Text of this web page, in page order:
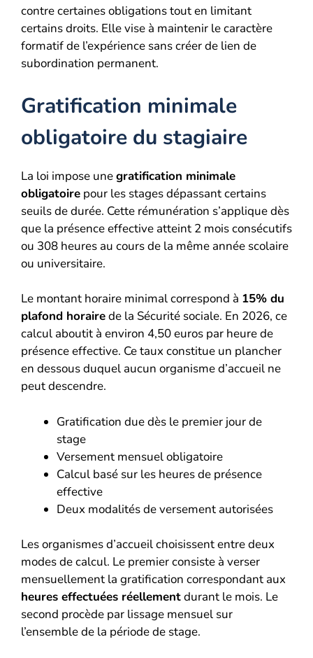
contre certaines obligations tout en limitant
certains droits. Elle vise à maintenir le caractère
formatif de l’expérience sans créer de lien de
subordination permanent.
Gratification minimale
obligatoire du stagiaire
La loi impose unegratification minimale
obligatoire pour les stages dépassant certains
seuils de durée. Cette rémunération s’applique dès
que la présence effective atteint 2 mois consécutifs
ou 308 heures au cours de la même année scolaire
ou universitaire.
Le montant horaire minimal correspond à 15% du
plafond horairede la Sécurité sociale. En 2026, ce
calcul aboutit à environ 4,50 euros par heure de
présence effective. Ce taux constitue un plancher
en dessous duquel aucun organisme d’accueil ne
peut descendre.
Gratification due dès le premier jour de
stage
Versement mensuel obligatoire
Calcul basé sur les heures de présence
effective
Deux modalités de versement autorisées
Les organismes d’accueil choisissent entre deux
modes de calcul. Le premier consiste à verser
mensuellement la gratification correspondant aux
heures effectuées réellementdurant le mois. Le
second procède par lissage mensuel sur
l’ensemble de la période de stage.